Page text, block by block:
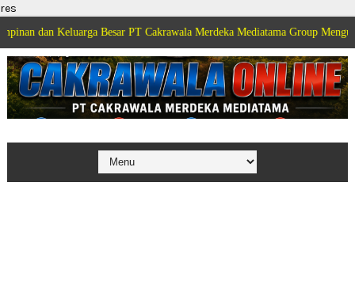
res
Keluarga Besar PT Cakrawala Merdeka Mediatama Group Mengucapkan